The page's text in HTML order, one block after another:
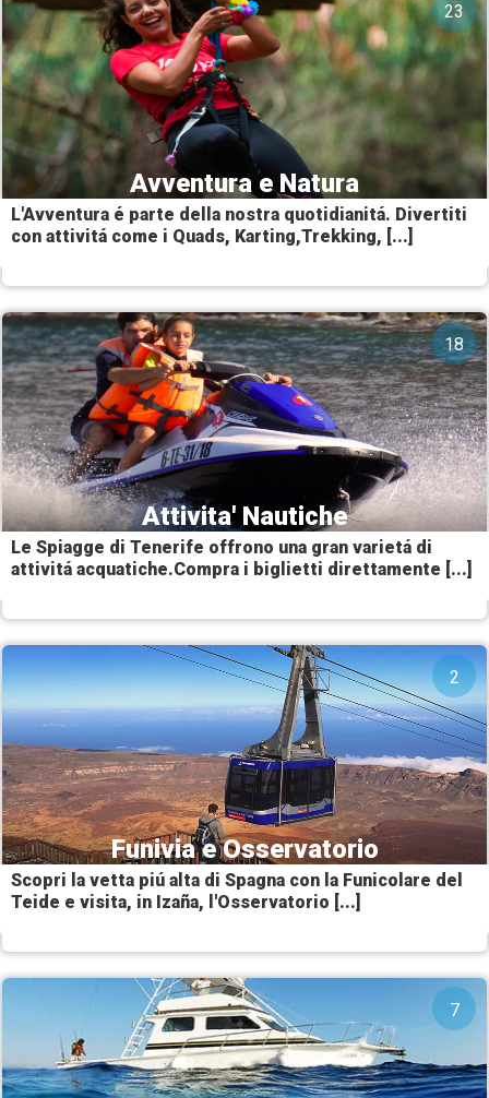
23
Avventura e Natura
L'Avventura é parte della nostra quotidianitá. Divertiti
con attivitá come i Quads, Karting,Trekking, [...]
18
Attivita' Nautiche
Le Spiagge di Tenerife offrono una gran varietá di
attivitá acquatiche.Compra i biglietti direttamente [...]
2
Funivia e Osservatorio
Scopri la vetta piú alta di Spagna con la Funicolare del
Teide e visita, in Izaña, l'Osservatorio [...]
7